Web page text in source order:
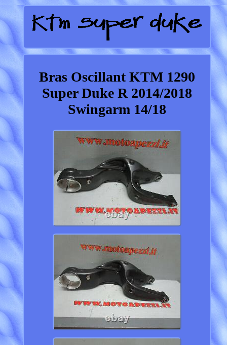
Bras Oscillant KTM 1290
Super Duke R 2014/2018
Swingarm 14/18